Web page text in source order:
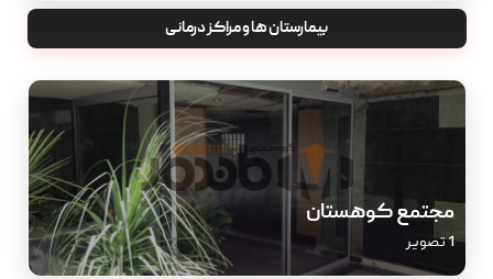
بیمارستان ها و مراکز درمانی
مجتمع کوهستان
1 تصویر